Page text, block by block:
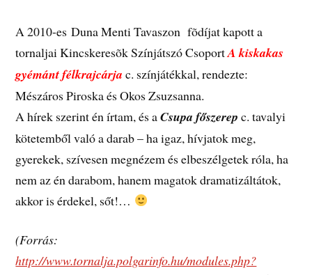
A 2010-es Duna Menti Tavaszon fõdíjat kapott a
tornaljai Kincskeresõk Színjátszó CsoportA kiskakas
gyémánt félkrajcárja c. színjátékkal, rendezte:
Mészáros Piroska és Okos Zsuzsanna.
A hírek szerint én írtam, és aCsupa főszerep c. tavalyi
kötetemből való a darab – ha igaz, hívjatok meg,
gyerekek, szívesen megnézem és elbeszélgetek róla, ha
nem az én darabom, hanem magatok dramatizáltátok,
akkor is érdekel, sőt!…
(Forrás:
http://www.tornalja.polgarinfo.hu/modules.php?